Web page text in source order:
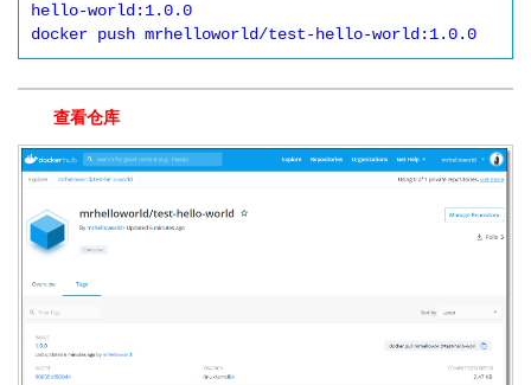
hello-world:1.0.0
docker push mrhelloworld/test-hello-world:1.0.0
查看仓库